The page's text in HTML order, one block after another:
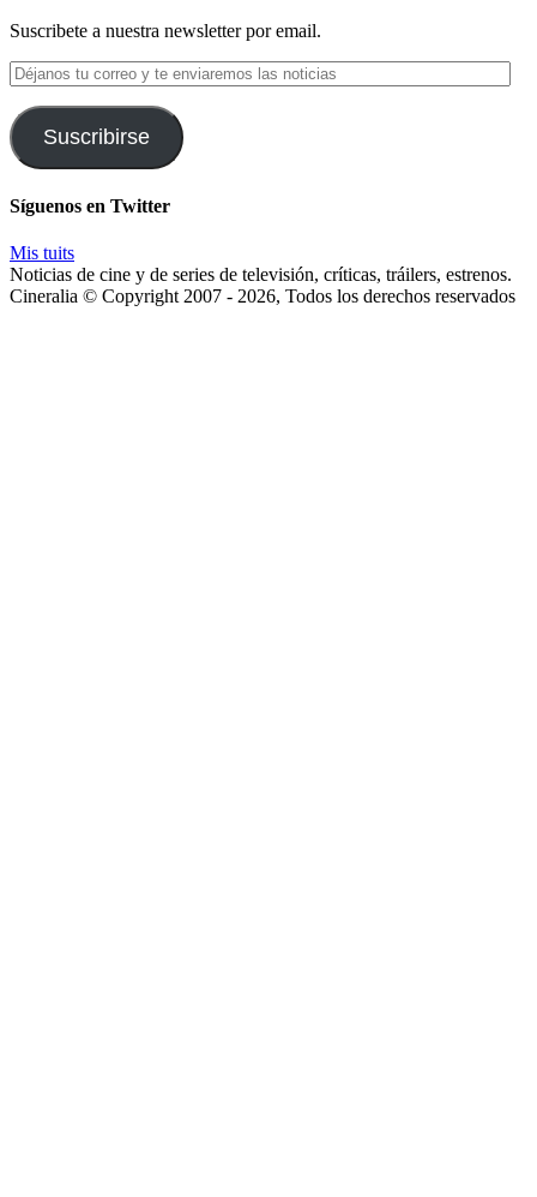
Suscribete a nuestra newsletter por email.
Déjanos
tu
correo
y
te
las
noticias
Suscribirse
Síguenos en Twitter
Mis tuits
Noticias de cine y de series de televisión, críticas, tráilers, estrenos.
Cineralia © Copyright 2007 - 2026, Todos los derechos reservados